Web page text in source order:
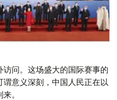
问。这场盛大的国际赛事的
意义深刻，中国人民正在以
。